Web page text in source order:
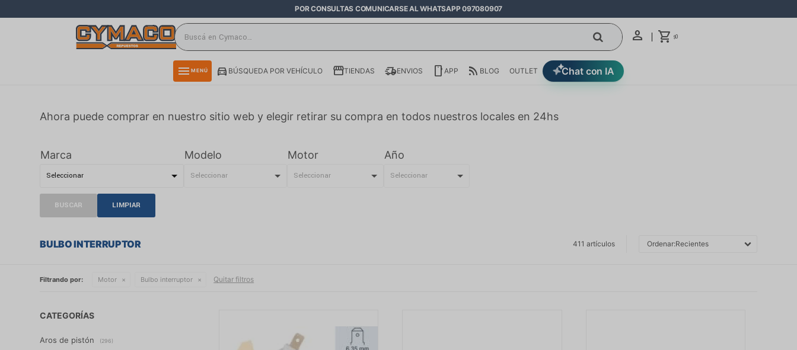
POR CONSULTAS COMUNICARSE AL WHATSAPP 097080907
$0
menu MENÚ Chat con IA
BÚSQUEDA POR VEHÍCULO TIENDAS ENVIOS APP BLOG OUTLET
Ahora puede comprar en nuestro sitio web y elegir retirar su compra en todos nuestros locales en 24hs
Marca Modelo Motor Año
BUSCAR LIMPIAR
BULBO INTERRUPTOR 411 artículos Recientes
Filtrando por: Motor Bulbo interruptor Quitar filtros
CATEGORÍAS
Aros de pistón (296)
close
directions_car
smartphone